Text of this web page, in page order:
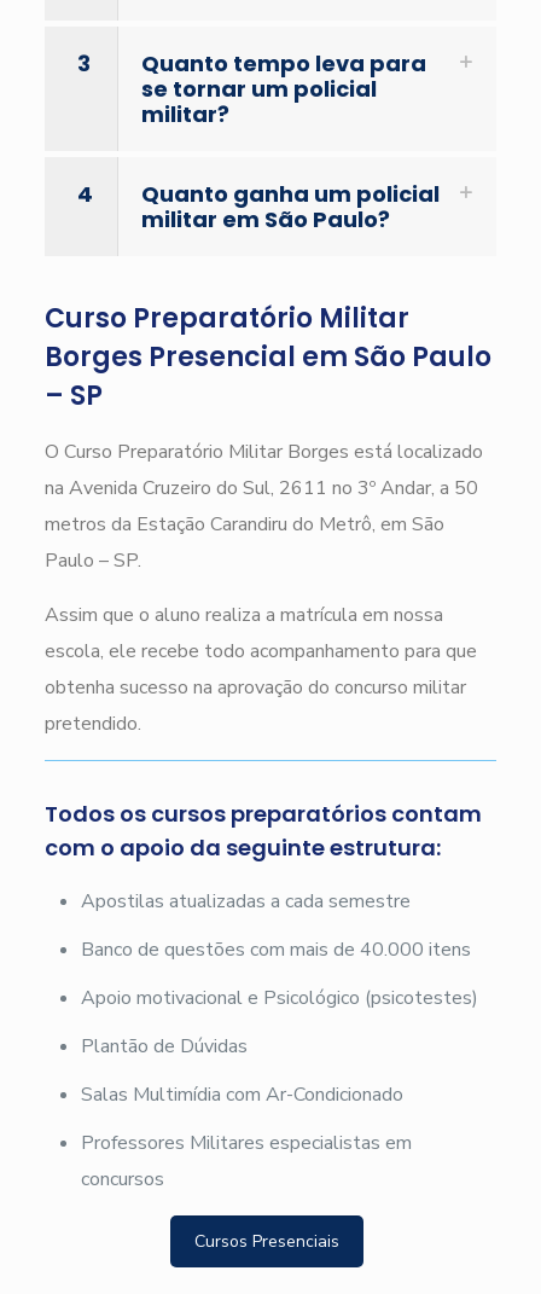
3
Quanto tempo leva para
se tornar um policial
militar?
4
Quanto ganha um policial
militar em São Paulo?
Curso Preparatório Militar
Borges Presencial em São Paulo
– SP
O Curso Preparatório Militar Borges está localizado
na Avenida Cruzeiro do Sul, 2611 no 3º Andar, a 50
metros da Estação Carandiru do Metrô, em São
Paulo – SP.
Assim que o aluno realiza a matrícula em nossa
escola, ele recebe todo acompanhamento para que
obtenha sucesso na aprovação do concurso militar
pretendido.
Todos os cursos preparatórios contam
com o apoio da seguinte estrutura:
Apostilas atualizadas a cada semestre
Banco de questões com mais de 40.000 itens
Apoio motivacional e Psicológico (psicotestes)
Plantão de Dúvidas
Salas Multimídia com Ar-Condicionado
Professores Militares especialistas em
concursos
Cursos Presenciais